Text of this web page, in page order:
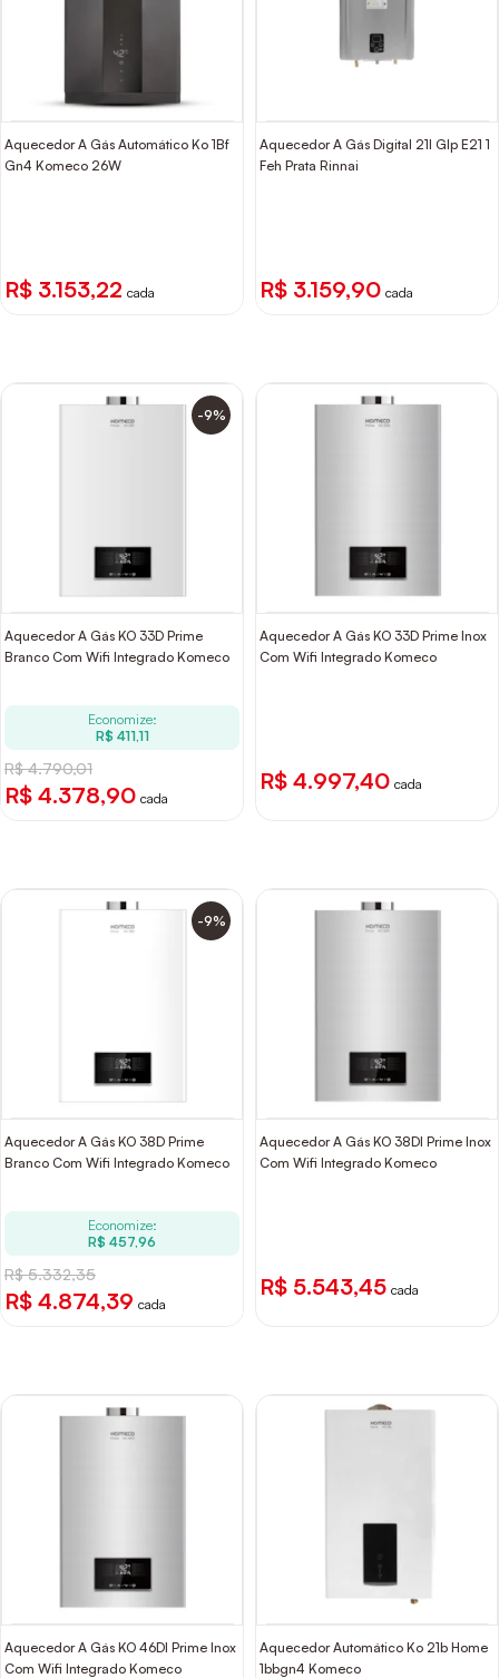
Aquecedor A Gás Automático Ko 1Bf
Gn4 Komeco 26W
R$ 3.153,22 cada
Aquecedor A Gás Digital 21l Glp E21 1
Feh Prata Rinnai
R$ 3.159,90 cada
-9%
Aquecedor A Gás KO 33D Prime
Branco Com Wifi Integrado Komeco
Economize:
R$ 411,11
R$ 4.790,01
R$ 4.378,90 cada
Aquecedor A Gás KO 33D Prime Inox
Com Wifi Integrado Komeco
R$ 4.997,40 cada
-9%
Aquecedor A Gás KO 38D Prime
Branco Com Wifi Integrado Komeco
Economize:
R$ 457,96
R$ 5.332,35
R$ 4.874,39 cada
Aquecedor A Gás KO 38DI Prime Inox
Com Wifi Integrado Komeco
R$ 5.543,45 cada
Aquecedor A Gás KO 46DI Prime Inox
Com Wifi Integrado Komeco
Aquecedor Automático Ko 21b Home
1bbgn4 Komeco